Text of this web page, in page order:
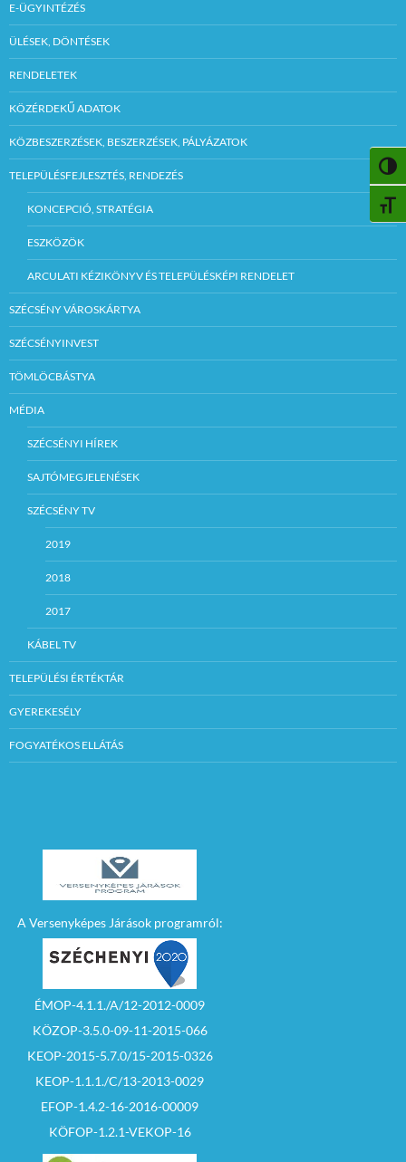
E-ÜGYINTÉZÉS
ÜLÉSEK, DÖNTÉSEK
RENDELETEK
KÖZÉRDEKŰ ADATOK
KÖZBESZERZÉSEK, BESZERZÉSEK, PÁLYÁZATOK
TELEPÜLÉSFEJLESZTÉS, RENDEZÉS
KONCEPCIÓ, STRATÉGIA
ESZKÖZÖK
ARCULATI KÉZIKÖNYV ÉS TELEPÜLÉSKÉPI RENDELET
SZÉCSÉNY VÁROSKÁRTYA
SZÉCSÉNYINVEST
TÖMLÖCBÁSTYA
MÉDIA
SZÉCSÉNYI HÍREK
SAJTÓMEGJELENÉSEK
SZÉCSÉNY TV
2019
2018
2017
KÁBEL TV
TELEPÜLÉSI ÉRTÉKTÁR
GYEREKESÉLY
FOGYATÉKOS ELLÁTÁS
A Versenyképes Járások programról:
ÉMOP-4.1.1./A/12-2012-0009
KÖZOP-3.5.0-09-11-2015-066
KEOP-2015-5.7.0/15-2015-0326
KEOP-1.1.1./C/13-2013-0029
EFOP-1.4.2-16-2016-00009
KÖFOP-1.2.1-VEKOP-16